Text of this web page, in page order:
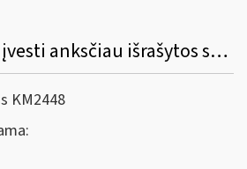
Ar galima į i.APS įvesti anksčiau išrašytos sąskaitos faktūros duomenis?
KM2448